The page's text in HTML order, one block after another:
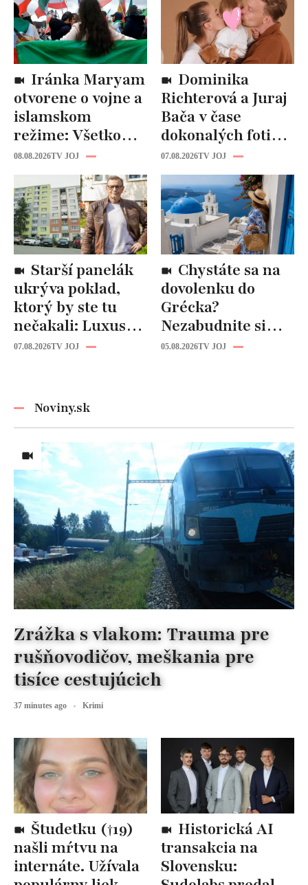
otvorene o vojne a
islamskom
režime: Všetko
tam riadi
propaganda, ľudí
zabíjajú na
uliciach
08.08.2026TV JOJ
Richterová a Juraj
Bača v čase
dokonalých fotiek
pripomínajú
dôležitú vec:
Slováci ich za to
milujú!
07.08.2026TV JOJ
ukrýva poklad,
ktorý by ste tu
nečakali: Luxusná
kuchyňa aj
07.08.2026TV JOJ
dovolenku do
Grécka?
Nezabudnite si
odtiaľ uloviť tieto
05.08.2026TV JOJ
Noviny.sk
našli mŕtvu na
internáte. Užívala
transakcia na
Slovensku:
Zrážka s vlakom: Trauma pre
rušňovodičov, meškania pre
tisíce cestujúcich
37 minutes ago Krimi